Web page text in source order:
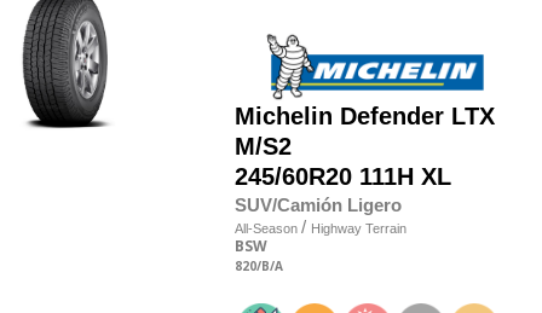
Michelin Defender LTX
M/S2
245/60R20 111H XL
SUV/Camión Ligero
All-Season / Highway Terrain
BSW
820/B/A